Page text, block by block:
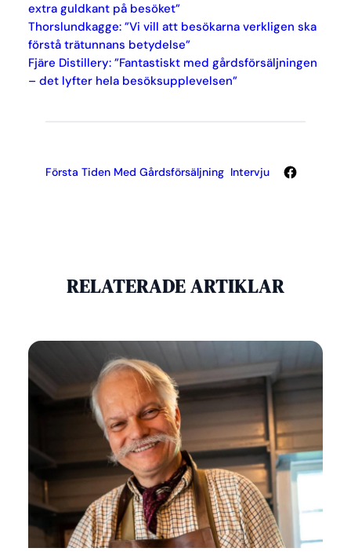
extra guldkant på besöket”
Thorslundkagge: ”Vi vill att besökarna verkligen ska
förstå trätunnans betydelse”
Fjäre Distillery: ”Fantastiskt med gårdsförsäljningen
– det lyfter hela besöksupplevelsen”
Första Tiden Med Gårdsförsäljning Intervju Facebook
RELATERADE ARTIKLAR